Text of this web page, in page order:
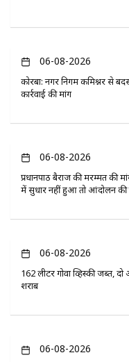
06-08-2026
कोरबा: नगर निगम कमिश्नर से
कार्रवाई की मांग
06-08-2026
प्रधानपाठ बैराज की मरम्मत की
में सुधार नहीं हुआ तो आंदोलन की
06-08-2026
162 लीटर गोवा व्हिस्की जब्त,
शराब
06-08-2026